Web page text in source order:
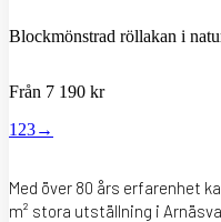
Blockmönstrad röllakan i
Från 7 190 kr
1 23→
Med över 80 års erfarenhet
m² stora utställning i